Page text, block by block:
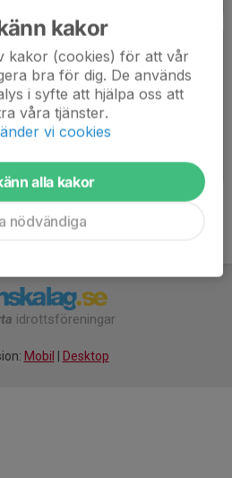
2025-05-05 | 120 st
idrottsföreningar
Mobil Desktop
kakor
kakor (cookies) för att vår
bra för dig. De används
i syfte att hjälpa oss att
våra tjänster.
vi cookies
alla kakor
nödvändiga